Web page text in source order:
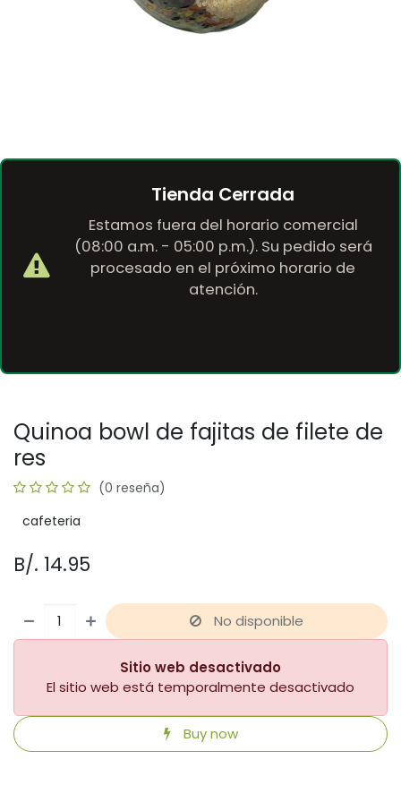
Tienda Cerrada
Estamos fuera del horario comercial
(08:00 a.m. - 05:00 p.m.). Su pedido será
procesado en el próximo horario de
atención.
Quinoa bowl de fajitas de filete de
res
(0 reseña)
cafeteria
B/. 14.95
No disponible
Sitio web desactivado
El sitio web está temporalmente desactivado
Buy now